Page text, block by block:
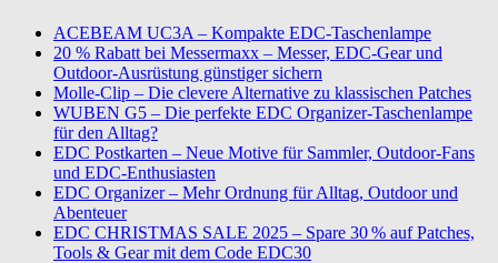
ACEBEAM UC3A – Kompakte EDC-Taschenlampe
20 % Rabatt bei Messermaxx – Messer, EDC-Gear und
Outdoor-Ausrüstung günstiger sichern
Molle-Clip – Die clevere Alternative zu klassischen Patches
WUBEN G5 – Die perfekte EDC Organizer-Taschenlampe
für den Alltag?
EDC Postkarten – Neue Motive für Sammler, Outdoor-Fans
und EDC-Enthusiasten
EDC Organizer – Mehr Ordnung für Alltag, Outdoor und
Abenteuer
EDC CHRISTMAS SALE 2025 – Spare 30 % auf Patches,
Tools & Gear mit dem Code EDC30